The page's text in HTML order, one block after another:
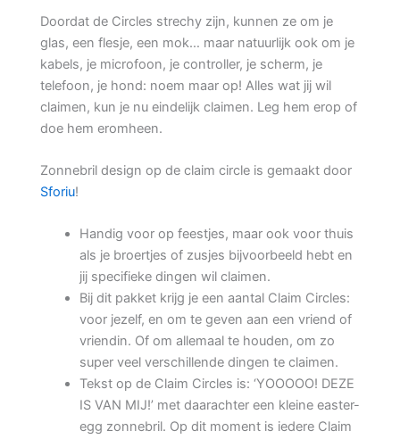
Doordat de Circles strechy zijn, kunnen ze om je
glas, een flesje, een mok… maar natuurlijk ook om je
kabels, je microfoon, je controller, je scherm, je
telefoon, je hond: noem maar op! Alles wat jij wil
claimen, kun je nu eindelijk claimen. Leg hem erop of
doe hem eromheen.
Zonnebril design op de claim circle is gemaakt door
Sforiu!
Handig voor op feestjes, maar ook voor thuis
als je broertjes of zusjes bijvoorbeeld hebt en
jij specifieke dingen wil claimen.
Bij dit pakket krijg je een aantal Claim Circles:
voor jezelf, en om te geven aan een vriend of
vriendin. Of om allemaal te houden, om zo
super veel verschillende dingen te claimen.
Tekst op de Claim Circles is: ‘YOOOOO! DEZE
IS VAN MIJ!’ met daarachter een kleine easter-
egg zonnebril. Op dit moment is iedere Claim